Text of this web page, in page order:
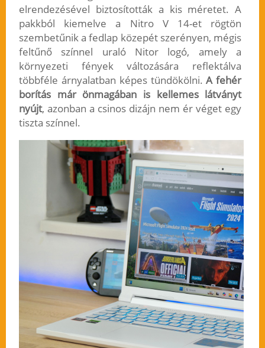
elrendezésével biztosították a kis méretet. A
pakkból kiemelve a Nitro V 14-et rögtön
szembetűnik a fedlap közepét szerényen, mégis
feltűnő színnel uraló Nitor logó, amely a
környezeti fények változására reflektálva
többféle árnyalatban képes tündökölni.A fehér
borítás már önmagában is kellemes látványt
nyújt, azonban a csinos dizájn nem ér véget egy
tiszta színnel.